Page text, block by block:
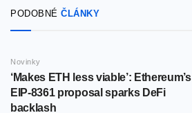
PODOBNÉ ČLÁNKY
Novinky
‘Makes ETH less viable’: Ethereum’s
EIP-8361 proposal sparks DeFi
backlash